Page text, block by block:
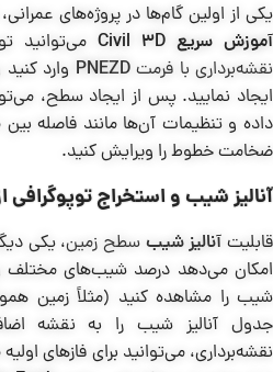
یکی از اولین گام‌ها در پروژه‌های
آموزش سریع Civil 3D می‌توانید
نقشه‌برداری با فرمتPNEZD وارد
ایجاد نمایید. پس از ایجاد سطح،
داده و تنظیمات آن‌ها مانند فاصله
ضخامت خطوط را ویرایش کنید.
آنالیز شیب و استخراج توپوگرافی
قابلیت آنالیز شیب سطح زمین، یکی
امکان می‌دهد درصد شیب‌های مختلف
شیب را مشاهده کنید (مثلاً زمین
جدول آنالیز شیب را به نقشه
نقشه‌برداری، می‌توانید برای فازهای